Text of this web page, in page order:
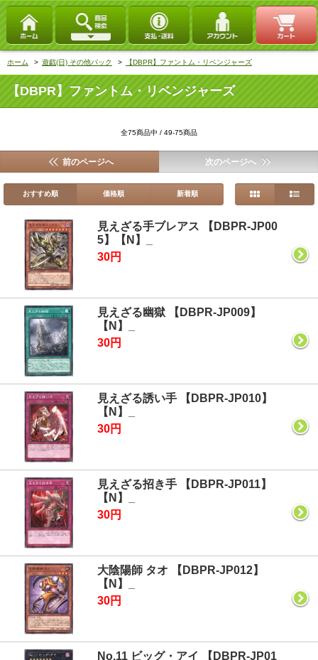
ホーム > 遊戯(日) その他パック > 【DBPR】ファントム・リベンジャーズ
【DBPR】ファントム・リベンジャーズ
全75商品中 / 49-75商品
前のページへ 次のページへ
おすすめ順 価格順 新着順
見えざる手ブレアス 【DBPR-JP00
5】【N】_
30円
見えざる幽獄 【DBPR-JP009】
【N】_
30円
見えざる誘い手 【DBPR-JP010】
【N】_
30円
見えざる招き手 【DBPR-JP011】
【N】_
30円
大陰陽師 タオ 【DBPR-JP012】
【N】_
30円
No.11 ビッグ・アイ 【DBPR-JP01